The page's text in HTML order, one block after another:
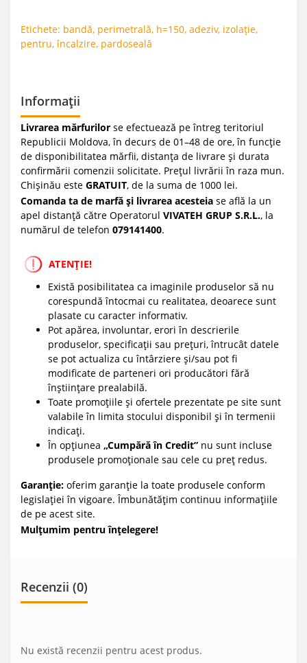
Etichete: bandă, perimetrală, h=150, adeziv, izolație,
pentru,încalzire, pardoseală
Informații
Livrarea mărfurilor se efectuează pe întreg teritoriul
Republicii Moldova, în decurs de 01–48 de ore, în funcție
de disponibilitatea mărfii, distanța de livrare și durata
confirmării comenzii solicitate. Prețul livrării în raza mun.
Chișinău este GRATUIT, de la suma de 1000 lei.
Comanda ta de marfă și livrarea acesteia se află la un
apel distanță către Operatorul VIVATEH GRUP S.R.L., la
numărul de telefon 079141400.
ATENȚIE!
Există posibilitatea ca imaginile produselor să nu
corespundă întocmai cu realitatea, deoarece sunt
plasate cu caracter informativ.
Pot apărea, involuntar, erori în descrierile
produselor, specificații sau prețuri, întrucât datele
se pot actualiza cu întârziere și/sau pot fi
modificate de parteneri ori producători fără
înștiințare prealabilă.
Toate promoțiile și ofertele prezentate pe site sunt
valabile în limita stocului disponibil și în termenii
indicați.
În opțiunea „Cumpără în Credit” nu sunt incluse
produsele promoționale sau cele cu preț redus.
Garanție: oferim garanție la toate produsele conform
legislației în vigoare. Îmbunătățim continuu informațiile
de pe acest site.
Mulțumim pentru înțelegere!
Recenzii (0)
Nu există recenzii pentru acest produs.